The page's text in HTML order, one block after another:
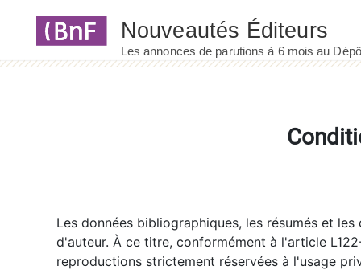
Les données bibliographiques, les résumés et
d'auteur. À ce titre, conformément à l'article
reproductions strictement réservées à l'usage